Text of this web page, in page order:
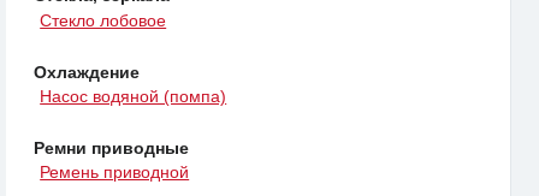
Стекло лобовое
Охлаждение
Насос водяной (помпа)
Ремни приводные
Ремень приводной